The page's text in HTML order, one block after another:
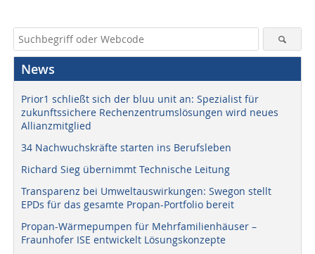
News
Prior1 schließt sich der bluu unit an: Spezialist für
zukunftssichere Rechenzentrumslösungen wird neues
Allianzmitglied
34 Nachwuchskräfte starten ins Berufsleben
Richard Sieg übernimmt Technische Leitung
Transparenz bei Umweltauswirkungen: Swegon stellt
EPDs für das gesamte Propan-Portfolio bereit
Propan-Wärmepumpen für Mehrfamilienhäuser –
Fraunhofer ISE entwickelt Lösungskonzepte